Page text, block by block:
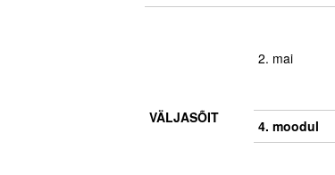
VÄLJASÕIT
2. mai
4. moodul